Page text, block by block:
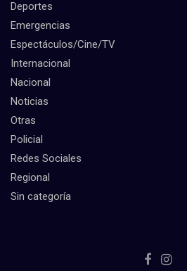
Deportes
Emergencias
Espectáculos/Cine/TV
Internacional
Nacional
Noticias
Otras
Policial
Redes Sociales
Regional
Sin categoría